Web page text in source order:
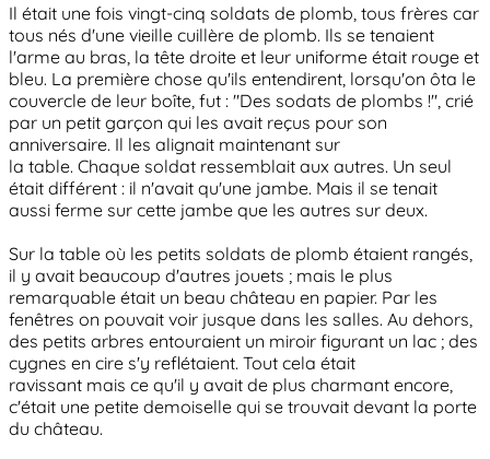
Il était une fois vingt-cinq soldats de plomb, tous frères car
tous nés d'une vieille cuillère de plomb. Ils se tenaient
l'arme au bras, la tête droite et leur uniforme était rouge et
bleu. La première chose qu'ils entendirent, lorsqu'on ôta le
couvercle de leur boîte, fut : "Des sodats de plombs !", crié
par un petit garçon qui les avait reçus pour son
anniversaire. Il les alignait maintenant sur
la table. Chaque soldat ressemblait aux autres. Un seul
était différent : il n'avait qu'une jambe. Mais il se tenait
aussi ferme sur cette jambe que les autres sur deux.
Sur la table où les petits soldats de plomb étaient rangés,
il y avait beaucoup d'autres jouets ; mais le plus
remarquable était un beau château en papier. Par les
fenêtres on pouvait voir jusque dans les salles. Au dehors,
des petits arbres entouraient un miroir figurant un lac ; des
cygnes en cire s'y reflétaient. Tout cela était
ravissant mais ce qu'il y avait de plus charmant encore,
c'était une petite demoiselle qui se trouvait devant la porte
du château.